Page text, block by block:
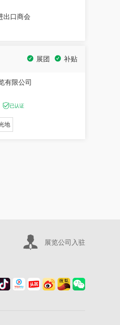
出口商会
补贴
展团
有限公司
已认证
地
展览公司入驻